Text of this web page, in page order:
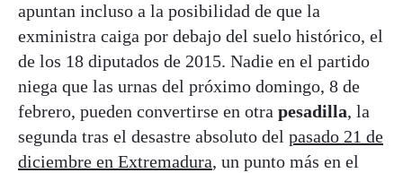
apuntan incluso a la posibilidad de que la
exministra caiga por debajo del suelo histórico, el
de los 18 diputados de 2015. Nadie en el partido
niega que las urnas del próximo domingo, 8 de
febrero, pueden convertirse en otra pesadilla, la
segunda tras el desastre absoluto del pasado 21 de
diciembre en Extremadura, un punto más en el